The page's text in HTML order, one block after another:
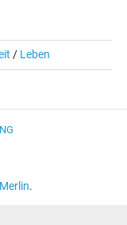
/ Leben
Merlin.